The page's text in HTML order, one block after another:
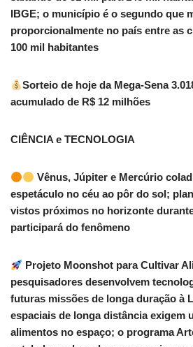
IBGE; o município é o segundo que
proporcionalmente no país entre as
100 mil habitantes
Sorteio de hoje da Mega-Sena
acumulado de R$ 12 milhões
CIÊNCIA e TECNOLOGIA
Vênus, Júpiter e Mercúrio
espetáculo no céu ao pôr do sol;
vistos próximos no horizonte
participará do fenômeno
Projeto Moonshot para Cultivar
pesquisadores desenvolvem
futuras missões de longa duração à
espaciais de longa distância exigem
alimentos no espaço; o programa